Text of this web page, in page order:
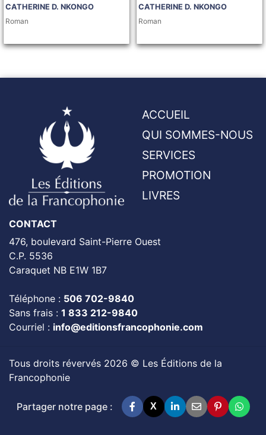
CATHERINE D. NKONGO
Roman
CATHERINE D. NKONGO
Roman
ACCUEIL
QUI SOMMES-NOUS
SERVICES
PROMOTION
LIVRES
CONTACT
476, boulevard Saint-Pierre Ouest
C.P. 5536
Caraquet NB E1W 1B7
Téléphone : 506 702-9840
Sans frais : 1 833 212-9840
Courriel : info@editionsfrancophonie.com
Tous droits révervés 2026 © Les Éditions de la
Francophonie
Partager notre page : X